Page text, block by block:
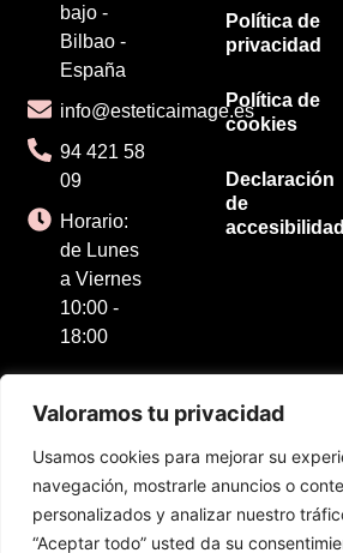
Valoramos tu privacidad
Usamos cookies para mejorar su
navegación, mostrarle anuncios o
personalizados y analizar nuestro
“Aceptar todo” usted da su
bajo -
Bilbao -
España
info@esteticaimage.es
94 421 58
09
Horario:
de Lunes
a Viernes
10:00 -
18:00
Política de
privacidad
Política de
cookies
Declaración
de
accesibilidad
© 2025 Todos los derechos